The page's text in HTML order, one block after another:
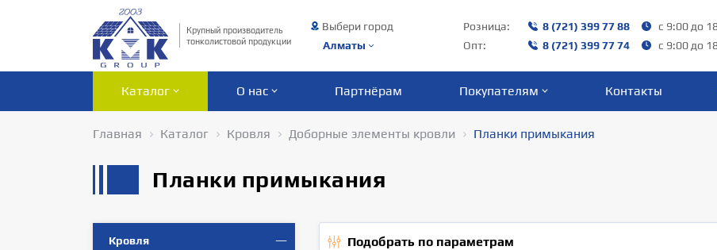
Крупный производитель
тонколистовой продукции
Выбери город
Алматы
Розница: 8 (721) 399 77 88
с 9:00 до
Опт:
8 (721) 399 77 74 с 9:00 до
Каталог О нас Партнёрам Покупателям Контакты
Главная Каталог Кровля Доборные элементы кровли Планки примыкания
Планки примыкания
Кровля Подобрать по параметрам